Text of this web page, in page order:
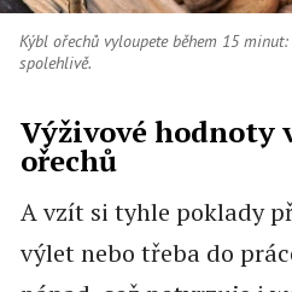
Kýbl ořechů vyloupete během 15
spolehlivě.
Výživové hodnoty
ořechů
A vzít si tyhle poklady
výlet nebo třeba do